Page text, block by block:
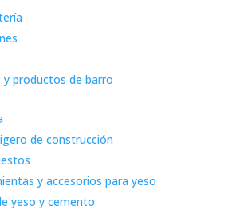
y productos de barro
de construcción
y accesorios para yeso
yeso y cemento